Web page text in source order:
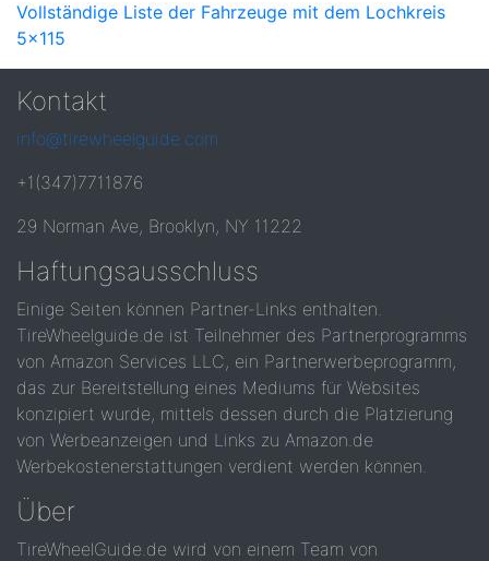
Vollständige Liste der Fahrzeuge mit dem Lochkreis
5x115
Kontakt
info@tirewheelguide.com
+1(347)7711876
29 Norman Ave, Brooklyn, NY 11222
Haftungsausschluss
Einige Seiten können Partner-Links enthalten.
TireWheelguide.de ist Teilnehmer des Partnerprogramms
von Amazon Services LLC, ein Partnerwerbeprogramm,
das zur Bereitstellung eines Mediums für Websites
konzipiert wurde, mittels dessen durch die Platzierung
von Werbeanzeigen und Links zu Amazon.de
Werbekostenerstattungen verdient werden können.
Über
TireWheelGuide.de wird von einem Team von